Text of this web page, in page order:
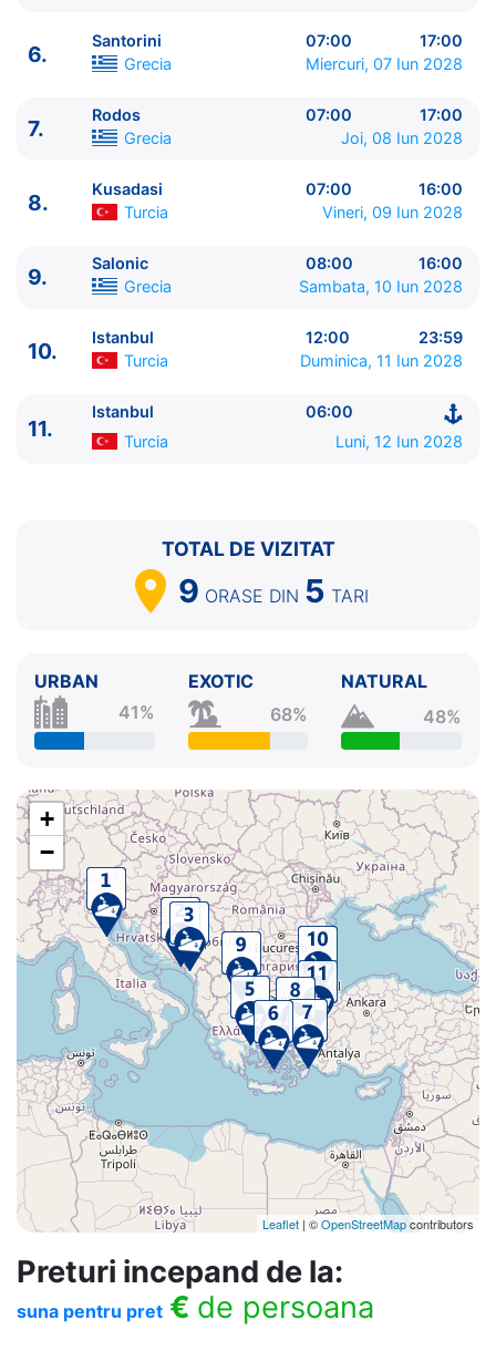
----------------------------------------
1. Ravenna Italia
Kotor Muntenegru
07:00 - 18:00
4.
Zi de navigare
0:00 - 0:00
6.
Santorini Grecia
07:00 - 17:00
Rodos Grecia
9.
Salonic Grecia
Istanbul Turcia
12:00 - 23:59
Istanbul Turcia
6.
Santorini 07:00
17:00
Grecia
Miercuri, 07 Iun 2028
7.
Rodos 07:00
17:00
Grecia
Joi, 08 Iun 2028
8.
Kusadasi 07:00
16:00
Turcia
Vineri, 09 Iun 2028
9.
Salonic 08:00
16:00
Grecia
Sambata, 10 Iun 2028
10.
Istanbul 12:00
23:59
Turcia
Duminica, 11 Iun 2028
11.
Istanbul
06:00
Turcia
Luni, 12 Iun 2028
TOTAL DE VIZITAT
9 ORASE DIN 5 TARI
URBAN
41%
EXOTIC
68%
NATURAL
48%
+
−
Leaflet | ©OpenStreetMapcontributors
Preturi incepand de la:
suna pentru pret € de persoana